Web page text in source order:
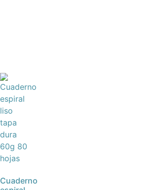
Cuaderno